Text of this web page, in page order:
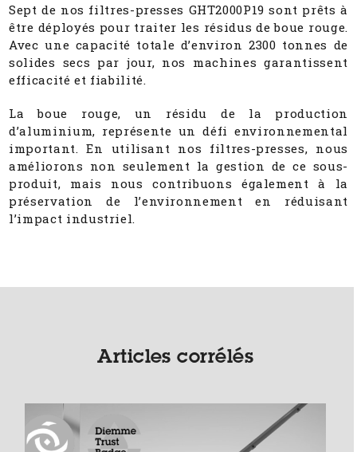
Sept de nos filtres-presses GHT2000P19 sont prêts à
être déployés pour traiter les résidus de boue rouge.
Avec une capacité totale d’environ 2300 tonnes de
solides secs par jour, nos machines garantissent
efficacité et fiabilité.
La boue rouge, un résidu de la production
d’aluminium, représente un défi environnemental
important. En utilisant nos filtres-presses, nous
améliorons non seulement la gestion de ce sous-
produit, mais nous contribuons également à la
préservation de l’environnement en réduisant
l’impact industriel.
Articles corrélés